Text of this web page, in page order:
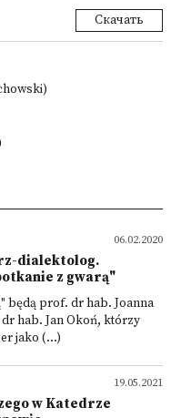
Скачать
06.02.2020
dialektolog.
z gwarą"
będą prof. dr hab. Joanna
hab. Jan Okoń, którzy
jako (...)
19.05.2021
w Katedrze